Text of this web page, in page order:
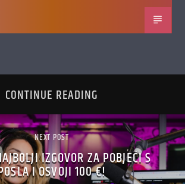
CONTINUE READING
NEXT POST
IZGOVOR ZA POBJEĆI S
I OSVOJI 100 €!